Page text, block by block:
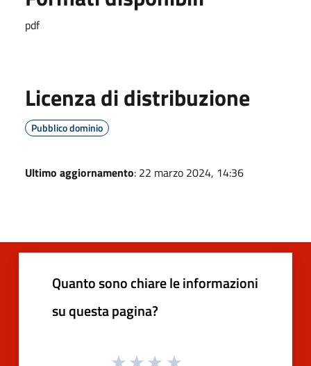
pdf
Licenza di distribuzione
Pubblico dominio
Ultimo aggiornamento: 22 marzo 2024, 14:36
Quanto sono chiare le informazioni
su questa pagina?